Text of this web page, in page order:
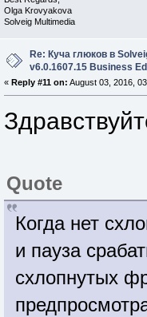
Olga Krovyakova
Solveig Multimedia
Re: Куча глюков в
v6.0.1607.15 Business
« Reply #11 on: August 03, 2016,
Quote
Когда нет
и пауза
схлопнутых